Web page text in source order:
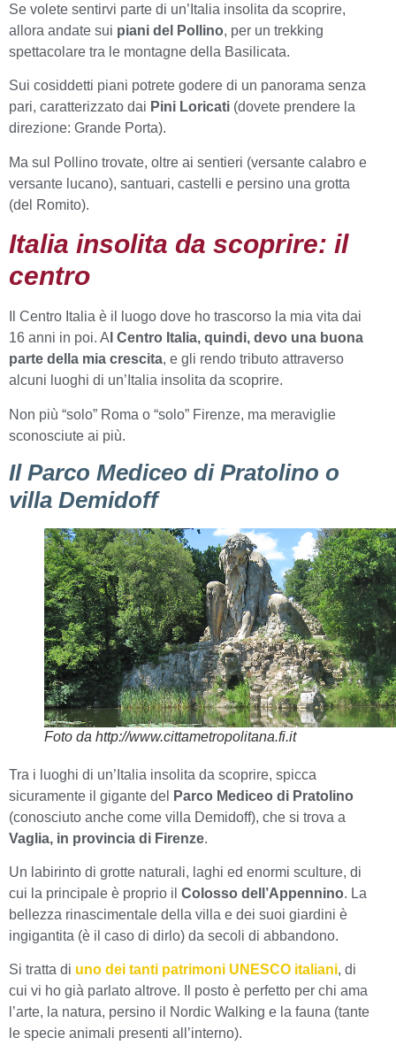
Se volete sentirvi parte di un’Italia insolita da scoprire,
allora andate sui piani del Pollino, per un trekking
spettacolare tra le montagne della Basilicata.
Sui cosiddetti piani potrete godere di un panorama senza
pari, caratterizzato dai Pini Loricati (dovete prendere la
direzione: Grande Porta).
Ma sul Pollino trovate, oltre ai sentieri (versante calabro e
versante lucano), santuari, castelli e persino una grotta
(del Romito).
Italia insolita da scoprire: il
centro
Il Centro Italia è il luogo dove ho trascorso la mia vita dai
16 anni in poi. A l Centro Italia, quindi, devo una buona
parte della mia crescita, e gli rendo tributo attraverso
alcuni luoghi di un’Italia insolita da scoprire.
Non più “solo” Roma o “solo” Firenze, ma meraviglie
sconosciute ai più.
Il Parco Mediceo di Pratolino o
villa Demidoff
Foto da http://www.cittametropolitana.fi.it
Tra i luoghi di un’Italia insolita da scoprire, spicca
sicuramente il gigante del
Parco Mediceo di Pratolino
(conosciuto anche come villa Demidoff), che si trova a
Vaglia, in provincia di Firenze.
Un labirinto di grotte naturali, laghi ed enormi sculture, di
cui la principale è proprio il Colosso dell’Appennino. La
bellezza rinascimentale della villa e dei suoi giardini è
ingigantita (è il caso di dirlo) da secoli di abbandono.
Si tratta di uno dei tanti patrimoni UNESCO italiani, di
cui vi ho già parlato altrove. Il posto è perfetto per chi ama
l’arte, la natura, persino il Nordic Walking e la fauna (tante
le specie animali presenti all’interno).